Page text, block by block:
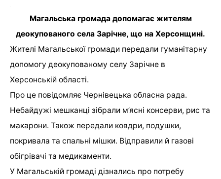
Магальська громада допомагає жителям
деокупованого села Зарічне, що на Херсонщині.
Жителі Магальської громади передали гуманітарну
допомогу деокупованому селу Зарічне в
Херсонській області.
Про це повідомляє Чернівецька обласна рада.
Небайдужі мешканці зібрали м’ясні консерви, рис та
макарони. Також передали ковдри, подушки,
покривала та спальні мішки. Відправили й газові
обігрівачі та медикаменти.
У Магальській громаді дізнались про потребу